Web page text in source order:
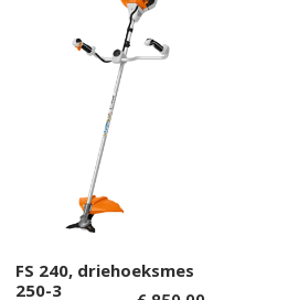
Toevoegen aan
FS 240, driehoeksmes
250-3